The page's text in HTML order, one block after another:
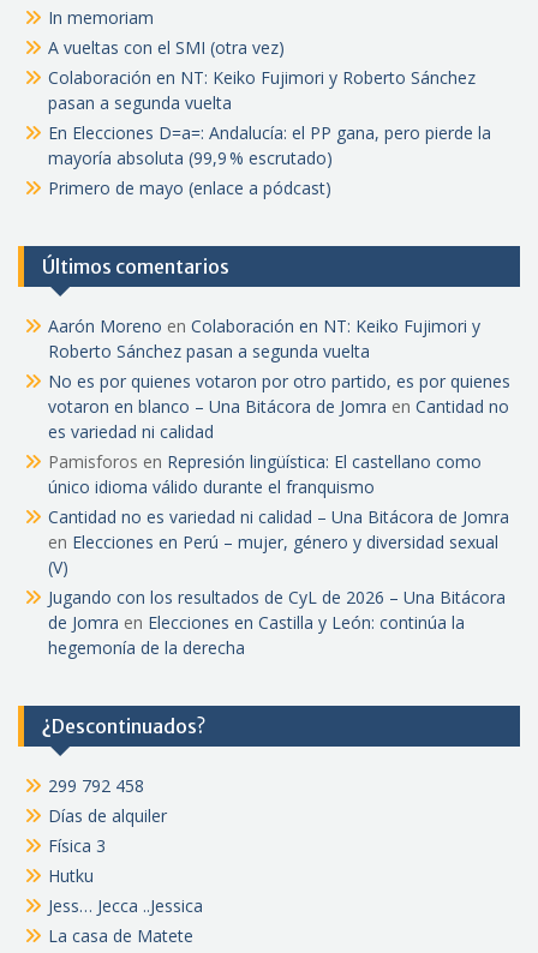
In memoriam
A vueltas con el SMI (otra vez)
Colaboración en NT: Keiko Fujimori y Roberto Sánchez
pasan a segunda vuelta
En Elecciones D=a=: Andalucía: el PP gana, pero pierde la
mayoría absoluta (99,9 % escrutado)
Primero de mayo (enlace a pódcast)
Últimos comentarios
Aarón Moreno en Colaboración en NT: Keiko Fujimori y
Roberto Sánchez pasan a segunda vuelta
No es por quienes votaron por otro partido, es por quienes
votaron en blanco – Una Bitácora de Jomra en Cantidad no
es variedad ni calidad
Pamisforos en Represión lingüística: El castellano como
único idioma válido durante el franquismo
Cantidad no es variedad ni calidad – Una Bitácora de Jomra
en Elecciones en Perú – mujer, género y diversidad sexual
(V)
Jugando con los resultados de CyL de 2026 – Una Bitácora
de Jomra en Elecciones en Castilla y León: continúa la
hegemonía de la derecha
¿Descontinuados?
299 792 458
Días de alquiler
Física 3
Hutku
Jess… Jecca ..Jessica
La casa de Matete